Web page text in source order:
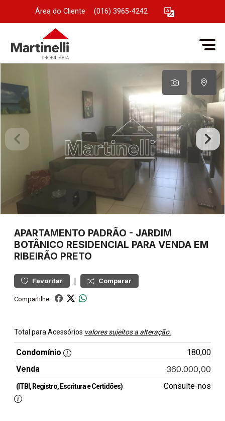
Área do Cliente (016) 3965-4242
APARTAMENTO PADRÃO - JARDIM
BOTÂNICO RESIDENCIAL PARA VENDA EM
RIBEIRÃO PRETO
Favoritar | Comparar
Compartilhe:
Total para Acessórios valores sujeitos a alteração.
Condomínio
180,00
Venda
360.000,00
(ITBI, Registro, Escritura e Certidões) Consulte-nos